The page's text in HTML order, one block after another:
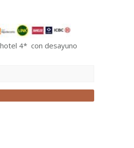
4* con desayuno